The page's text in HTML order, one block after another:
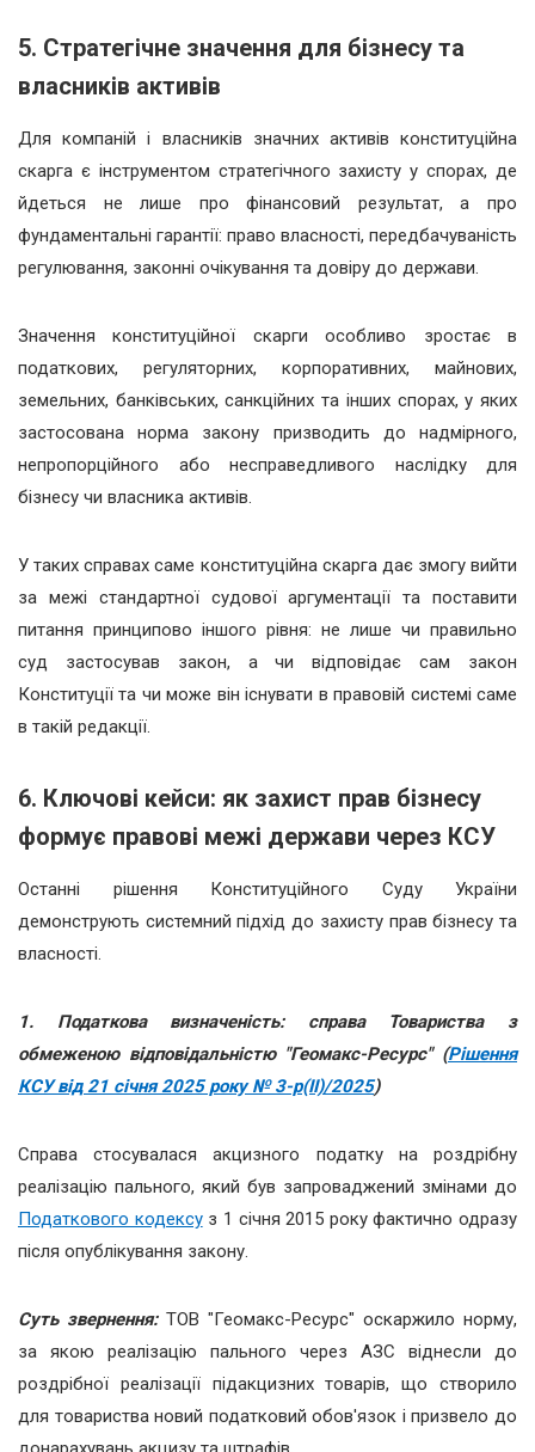
5. Стратегічне значення для бізнесу та
власників активів
Для компаній і власників значних активів конституційна
скарга є інструментом стратегічного захисту у спорах, де
йдеться не лише про фінансовий результат, а про
фундаментальні гарантії: право власності, передбачуваність
регулювання, законні очікування та довіру до держави.
Значення конституційної скарги особливо зростає в
податкових, регуляторних, корпоративних, майнових,
земельних, банківських, санкційних та інших спорах, у яких
застосована норма закону призводить до надмірного,
непропорційного або несправедливого наслідку для
бізнесу чи власника активів.
У таких справах саме конституційна скарга дає змогу вийти
за межі стандартної судової аргументації та поставити
питання принципово іншого рівня: не лише чи правильно
суд застосував закон, а чи відповідає сам закон
Конституції та чи може він існувати в правовій системі саме
в такій редакції.
6. Ключові кейси: як захист прав бізнесу
формує правові межі держави через КСУ
Останні рішення Конституційного Суду України
демонструють системний підхід до захисту прав бізнесу та
власності.
1. Податкова визначеність: справа Товариства з
обмеженою відповідальністю "Геомакс-Ресурс" (Рішення
КСУ від 21 січня 2025 року № 3-р(ІІ)/2025)
Справа стосувалася акцизного податку на роздрібну
реалізацію пального, який був запроваджений змінами до
Податкового кодексуз 1 січня 2015 року фактично одразу
після опублікування закону.
Суть звернення:ТОВ "Геомакс-Ресурс" оскаржило норму,
за якою реалізацію пального через АЗС віднесли до
роздрібної реалізації підакцизних товарів, що створило
для товариства новий податковий обов'язок і призвело до